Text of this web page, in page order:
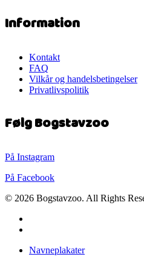
Information
Kontakt
FAQ
Vilkår og handelsbetingelser
Privatlivspolitik
Følg Bogstavzoo
På Instagram
På Facebook
© 2026 Bogstavzoo. All Rights
Close
Navneplakater